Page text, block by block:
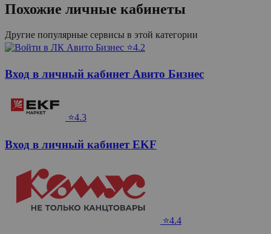
Похожие личные кабинеты
Другие популярные сервисы в этой категории
⭐4.2
Вход в личный кабинет Авито Бизнес
⭐4.3
Вход в личный кабинет EKF
⭐4.4